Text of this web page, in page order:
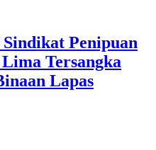
Penipuan
Tersangka
Lapas